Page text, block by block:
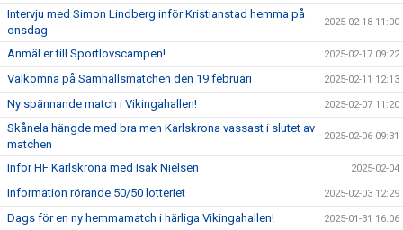
Intervju med Simon Lindberg inför Kristianstad hemma på
onsdag
2025-02-18 11:00
Anmäl er till Sportlovscampen! 2025-02-17 09:22
Välkomna på Samhällsmatchen den 19 februari 2025-02-11 12:13
Ny spännande match i Vikingahallen! 2025-02-07 11:20
Skånela hängde med bra men Karlskrona vassast i slutet av
matchen
2025-02-06 09:31
Inför HF Karlskrona med Isak Nielsen 2025-02-04
Information rörande 50/50 lotteriet 2025-02-03 12:29
Dags för en ny hemmamatch i härliga Vikingahallen! 2025-01-31 16:06